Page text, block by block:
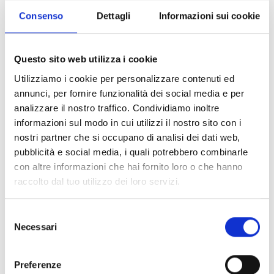
Consenso Dettagli Informazioni sui cookie
Questo sito web utilizza i cookie
Utilizziamo i cookie per personalizzare contenuti ed
annunci, per fornire funzionalità dei social media e per
analizzare il nostro traffico. Condividiamo inoltre
informazioni sul modo in cui utilizzi il nostro sito con i
nostri partner che si occupano di analisi dei dati web,
pubblicità e social media, i quali potrebbero combinarle
con altre informazioni che hai fornito loro o che hanno
raccolto dal tuo utilizzo dei loro servizi.
delNecessari
Preferenze
suivantes
PRCAB
Armoire supplémentaire